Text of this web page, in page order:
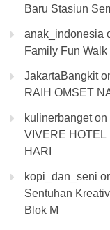
Baru Stasiun
anak_indonesia
Family Fun Walk
JakartaBangkit
RAIH OMSET
kulinerbangeton
VIVERE
HARI
kopi_dan_seni
Sentuhan
Blok M